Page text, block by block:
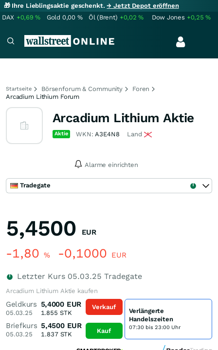
🎁 Ihre Lieblingsaktie geschenkt.→ Jetzt Depot eröffnen
DAX +0,69% Gold 0,00 % Öl (Brent) +0,02% Dow Jones +0,25%
Startseite Börsenforum & Community
Foren
Arcadium Lithium Forum
Arcadium Lithium Aktie
Aktie WKN:A3E4N8 Land
Alarme einrichten
Tradegate
5,4500 EUR
-1,80 % -0,1000 EUR
Letzter Kurs 05.03.25 Tradegate
Arcadium Lithium Aktie kaufen
Geldkurs
05.03.25
5,4000 EUR
1.855 STK
Briefkurs
05.03.25
5,4500 EUR
1.837STK
Verkauf
Kauf
Verlängerte
Handelszeiten
07:30 bis 23:00 Uhr